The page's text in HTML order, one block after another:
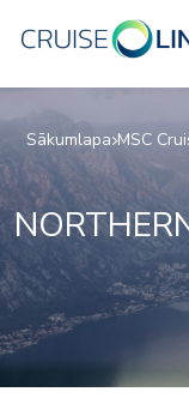
Sākumlapa MSC